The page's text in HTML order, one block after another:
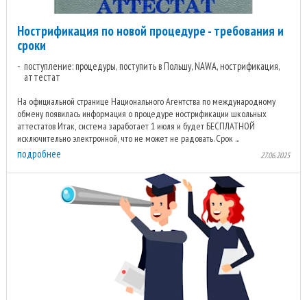
Нострификация по новой процедуре - требования и
сроки
поступление: процедуры, поступить в Польшу, NAWA, нострификация,
аттестат
На официальной странице Национального Агентства по международному
обмену появилась информация о процедуре нострификации школьных
аттестатов Итак, система заработает 1 июля и будет БЕСПЛАТНОЙ
исключительно электронной, что не может не радовать. Срок ...
подробнее 27.06.2025